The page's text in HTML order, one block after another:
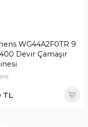
WG44A2F0TR 9
Devir Çamaşır
TL